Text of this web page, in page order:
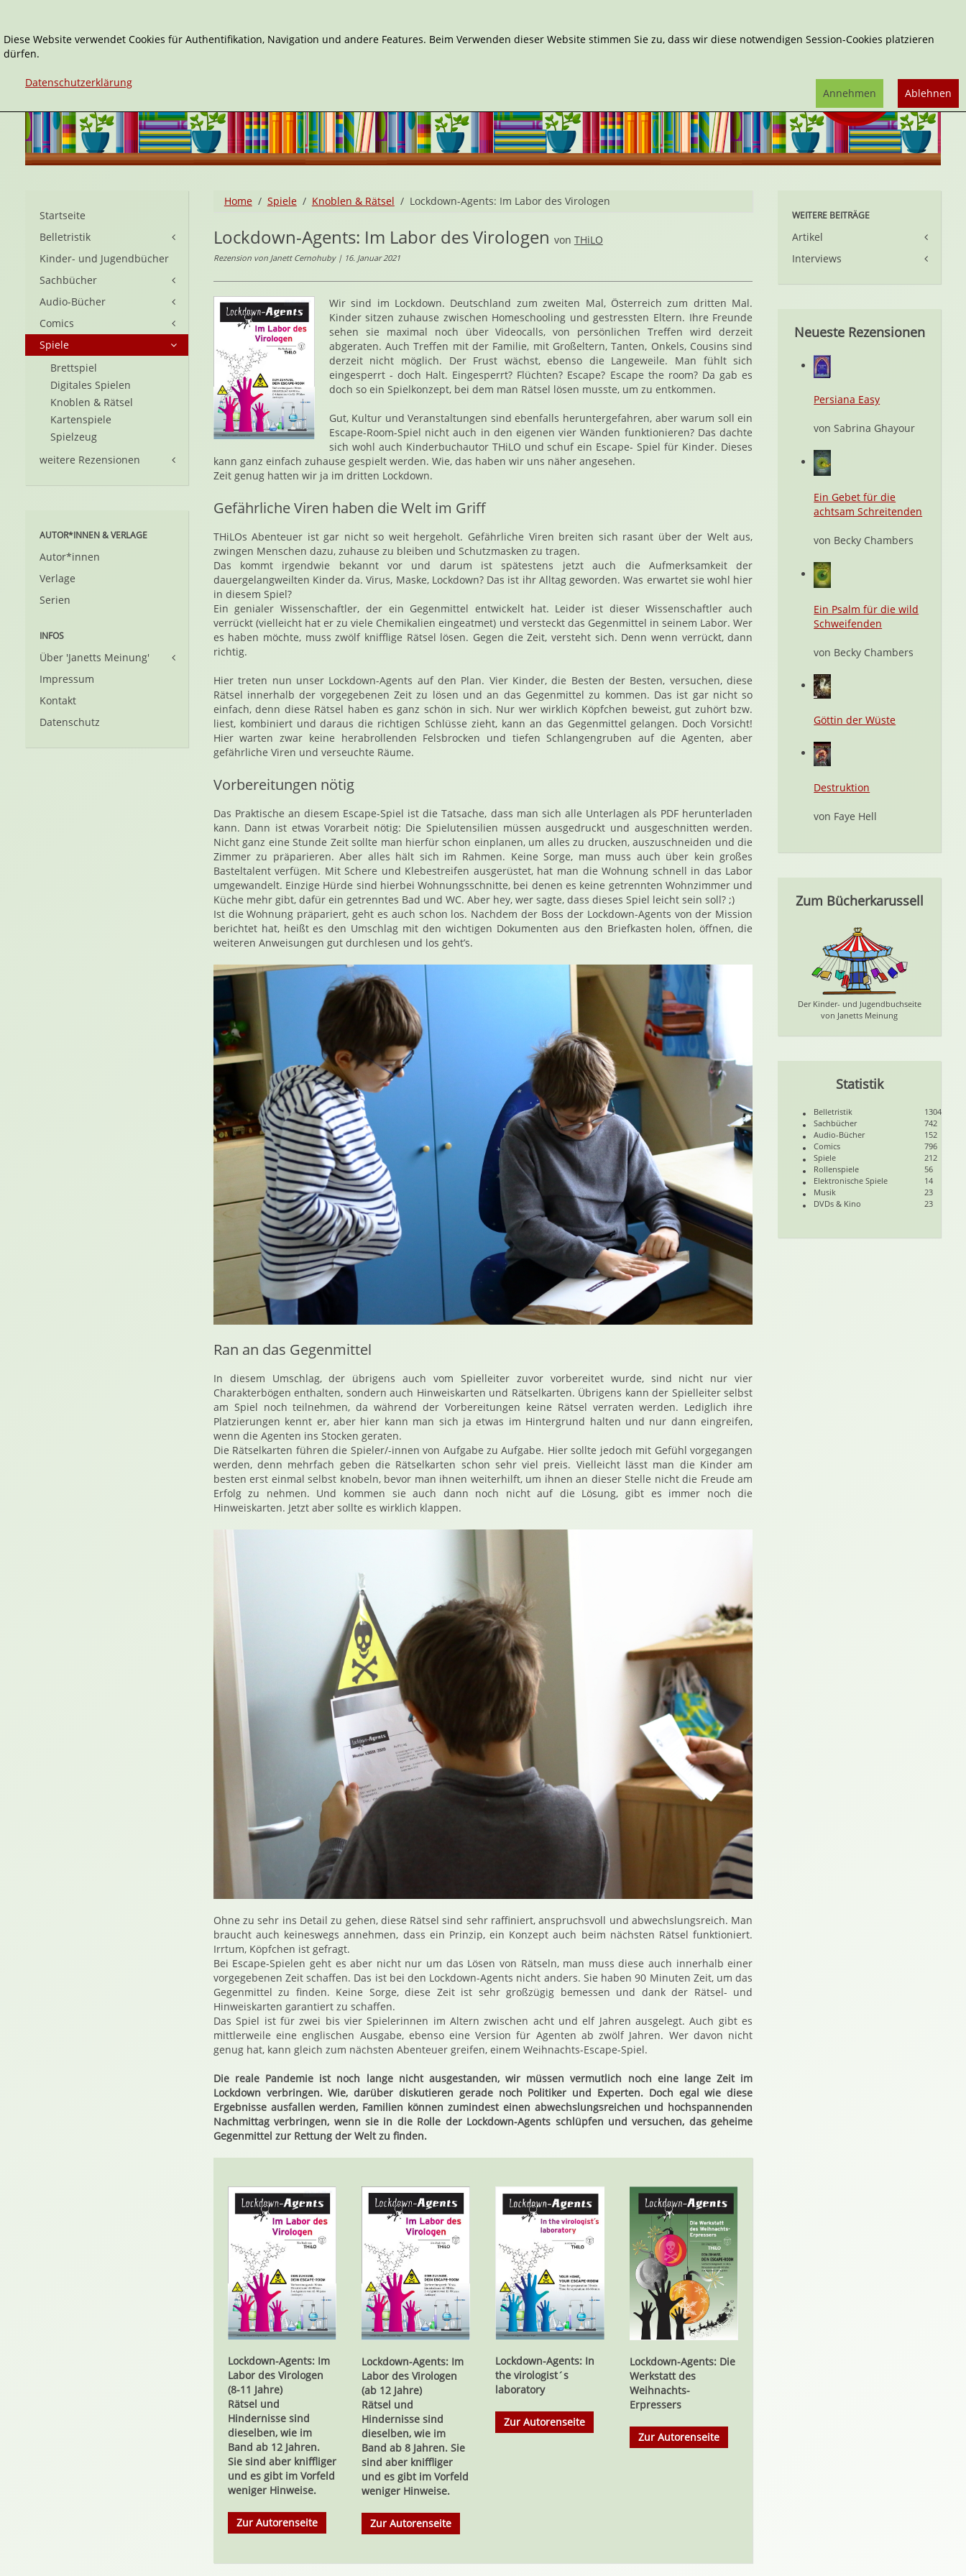
Home Spiele Knoblen & Rätsel Lockdown-Agents: Im Labor des Virologen
Lockdown-Agents: Im Labor des Virologen von THiLO
Rezension von Janett Cernohuby | 16. Januar 2021
Wir sind im Lockdown. Deutschland zum zweiten Mal, Österreich zum dritten Mal.
Kinder sitzen zuhause zwischen Homeschooling und gestressten Eltern. Ihre Freunde
sehen sie maximal noch über Videocalls, von persönlichen Treffen wird derzeit
abgeraten. Auch Treffen mit der Familie, mit Großeltern, Tanten, Onkels, Cousins sind
derzeit nicht möglich. Der Frust wächst, ebenso die Langeweile. Man fühlt sich
eingesperrt - doch Halt. Eingesperrt? Flüchten? Escape? Escape the room? Da gab es
doch so ein Spielkonzept, bei dem man Rätsel lösen musste, um zu entkommen.
Gut, Kultur und Veranstaltungen sind ebenfalls heruntergefahren, aber warum soll ein
Escape-Room-Spiel nicht auch in den eigenen vier Wänden funktionieren? Das dachte
sich wohl auch Kinderbuchautor THiLO und schuf ein Escape- Spiel für Kinder. Dieses
kann ganz einfach zuhause gespielt werden. Wie, das haben wir uns näher angesehen.
Zeit genug hatten wir ja im dritten Lockdown.
Gefährliche Viren haben die Welt im Griff
THiLOs Abenteuer ist gar nicht so weit hergeholt. Gefährliche Viren breiten sich rasant über der Welt aus,
zwingen Menschen dazu, zuhause zu bleiben und Schutzmasken zu tragen.
Das kommt irgendwie bekannt vor und darum ist spätestens jetzt auch die Aufmerksamkeit der
dauergelangweilten Kinder da. Virus, Maske, Lockdown? Das ist ihr Alltag geworden. Was erwartet sie wohl hier
in diesem Spiel?
Ein genialer Wissenschaftler, der ein Gegenmittel entwickelt hat. Leider ist dieser Wissenschaftler auch
verrückt (vielleicht hat er zu viele Chemikalien eingeatmet) und versteckt das Gegenmittel in seinem Labor. Wer
es haben möchte, muss zwölf knifflige Rätsel lösen. Gegen die Zeit, versteht sich. Denn wenn verrückt, dann
richtig.
Hier treten nun unser Lockdown-Agents auf den Plan. Vier Kinder, die Besten der Besten, versuchen, diese
Rätsel innerhalb der vorgegebenen Zeit zu lösen und an das Gegenmittel zu kommen. Das ist gar nicht so
einfach, denn diese Rätsel haben es ganz schön in sich. Nur wer wirklich Köpfchen beweist, gut zuhört bzw.
liest, kombiniert und daraus die richtigen Schlüsse zieht, kann an das Gegenmittel gelangen. Doch Vorsicht!
Hier warten zwar keine herabrollenden Felsbrocken und tiefen Schlangengruben auf die Agenten, aber
gefährliche Viren und verseuchte Räume.
Vorbereitungen nötig
Das Praktische an diesem Escape-Spiel ist die Tatsache, dass man sich alle Unterlagen als PDF herunterladen
kann. Dann ist etwas Vorarbeit nötig: Die Spielutensilien müssen ausgedruckt und ausgeschnitten werden.
Nicht ganz eine Stunde Zeit sollte man hierfür schon einplanen, um alles zu drucken, auszuschneiden und die
Zimmer zu präparieren. Aber alles hält sich im Rahmen. Keine Sorge, man muss auch über kein großes
Basteltalent verfügen. Mit Schere und Klebestreifen ausgerüstet, hat man die Wohnung schnell in das Labor
umgewandelt. Einzige Hürde sind hierbei Wohnungsschnitte, bei denen es keine getrennten Wohnzimmer und
Küche mehr gibt, dafür ein getrenntes Bad und WC. Aber hey, wer sagte, dass dieses Spiel leicht sein soll? ;)
Ist die Wohnung präpariert, geht es auch schon los. Nachdem der Boss der Lockdown-Agents von der Mission
berichtet hat, heißt es den Umschlag mit den wichtigen Dokumenten aus den Briefkasten holen, öffnen, die
weiteren Anweisungen gut durchlesen und los geht’s.
Ran an das Gegenmittel
In diesem Umschlag, der übrigens auch vom Spielleiter zuvor vorbereitet wurde, sind nicht nur vier
Charakterbögen enthalten, sondern auch Hinweiskarten und Rätselkarten. Übrigens kann der Spielleiter selbst
am Spiel noch teilnehmen, da während der Vorbereitungen keine Rätsel verraten werden. Lediglich ihre
Platzierungen kennt er, aber hier kann man sich ja etwas im Hintergrund halten und nur dann eingreifen,
wenn die Agenten ins Stocken geraten.
Die Rätselkarten führen die Spieler/-innen von Aufgabe zu Aufgabe. Hier sollte jedoch mit Gefühl vorgegangen
werden, denn mehrfach geben die Rätselkarten schon sehr viel preis. Vielleicht lässt man die Kinder am
besten erst einmal selbst knobeln, bevor man ihnen weiterhilft, um ihnen an dieser Stelle nicht die Freude am
Erfolg zu nehmen. Und kommen sie auch dann noch nicht auf die Lösung, gibt es immer noch die
Hinweiskarten. Jetzt aber sollte es wirklich klappen.
Ohne zu sehr ins Detail zu gehen, diese Rätsel sind sehr raffiniert, anspruchsvoll und abwechslungsreich. Man
braucht auch keineswegs annehmen, dass ein Prinzip, ein Konzept auch beim nächsten Rätsel funktioniert.
Irrtum, Köpfchen ist gefragt.
Bei Escape-Spielen geht es aber nicht nur um das Lösen von Rätseln, man muss diese auch innerhalb einer
vorgegebenen Zeit schaffen. Das ist bei den Lockdown-Agents nicht anders. Sie haben 90 Minuten Zeit, um das
Gegenmittel zu finden. Keine Sorge, diese Zeit ist sehr großzügig bemessen und dank der Rätsel- und
Hinweiskarten garantiert zu schaffen.
Das Spiel ist für zwei bis vier Spielerinnen im Altern zwischen acht und elf Jahren ausgelegt. Auch gibt es
mittlerweile eine englischen Ausgabe, ebenso eine Version für Agenten ab zwölf Jahren. Wer davon nicht
genug hat, kann gleich zum nächsten Abenteuer greifen, einem Weihnachts-Escape-Spiel.
Die reale Pandemie ist noch lange nicht ausgestanden, wir müssen vermutlich noch eine lange Zeit im
Lockdown verbringen. Wie, darüber diskutieren gerade noch Politiker und Experten. Doch egal wie diese
Ergebnisse ausfallen werden, Familien können zumindest einen abwechslungsreichen und hochspannenden
Nachmittag verbringen, wenn sie in die Rolle der Lockdown-Agents schlüpfen und versuchen, das geheime
Gegenmittel zur Rettung der Welt zu finden.
Lockdown-Agents: Im
Labor des Virologen
(8-11 Jahre)
Rätsel und
Hindernisse sind
dieselben, wie im
Band ab 12 Jahren.
Sie sind aber kniffliger
und es gibt im Vorfeld
weniger Hinweise.
Zur Autorenseite
Lockdown-Agents: Im
Labor des Virologen
(ab 12 Jahre)
Rätsel und
Hindernisse sind
dieselben, wie im
Band ab 8 Jahren. Sie
sind aber kniffliger
und es gibt im Vorfeld
weniger Hinweise.
Zur Autorenseite
Lockdown-Agents: In
the virologist´s
laboratory
Zur Autorenseite
Lockdown-Agents: Die
Werkstatt des
Weihnachts-
Erpressers
Zur Autorenseite
Startseite
Belletristik
Kinder- und Jugendbücher
Sachbücher
Audio-Bücher
Comics
Spiele
Brettspiel
Digitales Spielen
Knoblen & Rätsel
Kartenspiele
Spielzeug
weitere Rezensionen
AUTOR*INNEN & VERLAGE
Autor*innen
Verlage
Serien
INFOS
Über 'Janetts Meinung'
Impressum
Kontakt
Datenschutz
WEITERE BEITRÄGE
Artikel
Interviews
Neueste Rezensionen
Persiana Easy
von Sabrina Ghayour
Ein Gebet für die
achtsam Schreitenden
von Becky Chambers
Ein Psalm für die wild
Schweifenden
von Becky Chambers
Göttin der Wüste
Destruktion
von Faye Hell
Zum Bücherkarussell
Der Kinder- und Jugendbuchseite
von Janetts Meinung
Statistik
Belletristik
1304
Sachbücher
742
Audio-Bücher
152
Comics
796
Spiele
212
Rollenspiele
56
Elektronische Spiele
14
Musik
23
DVDs & Kino
23
Diese Website verwendet Cookies für Authentifikation, Navigation und andere Features. Beim Verwenden dieser Website stimmen Sie zu, dass wir diese notwendigen Session-Cookies platzieren
dürfen.
Datenschutzerklärung
Ablehnen
Annehmen